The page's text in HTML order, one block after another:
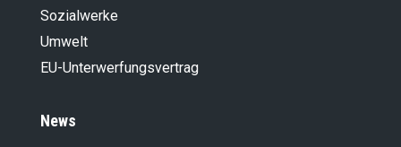
Sozialwerke
Umwelt
EU-Unterwerfungsvertrag
News